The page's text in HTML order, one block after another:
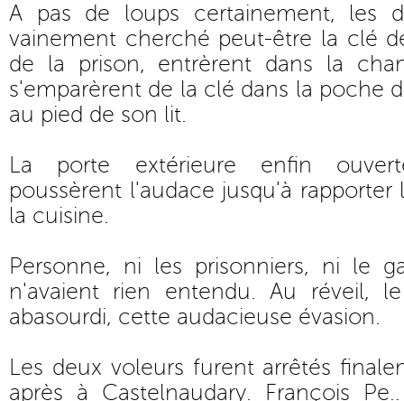
A pas de loups certainement, les
vainement cherché peut-être la clé
de la prison, entrèrent dans la
s'emparèrent de la clé dans la poche
au pied de son lit.
La porte extérieure enfin
poussèrent l'audace jusqu'à
la cuisine.
Personne, ni les prisonniers, ni le
n'avaient rien entendu. Au réveil,
abasourdi, cette audacieuse évasion.
Les deux voleurs furent arrêtés
après à Castelnaudary. François